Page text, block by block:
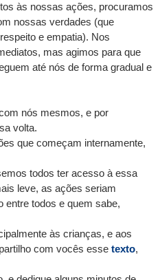
às nossas ações, procuramos
nossas verdades (que
e empatia). Nos
mas agimos para que
até nós de forma gradual e
nós mesmos, e por
volta.
que começam internamente,
todos ter acesso à essa
leve, as ações seriam
entre todos e quem sabe,
às crianças, e aos
com vocês esse texto,